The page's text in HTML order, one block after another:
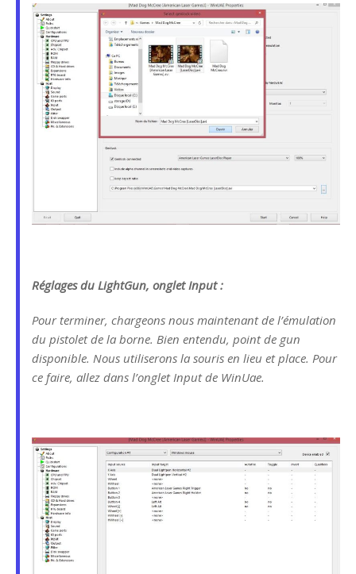
Réglages du LightGun, onglet Input :
Pour terminer, chargeons nous maintenant de l’émulation
du pistolet de la borne. Bien entendu, point de gun
disponible. Nous utiliserons la souris en lieu et place. Pour
ce faire, allez dans l’onglet Input de WinUae.